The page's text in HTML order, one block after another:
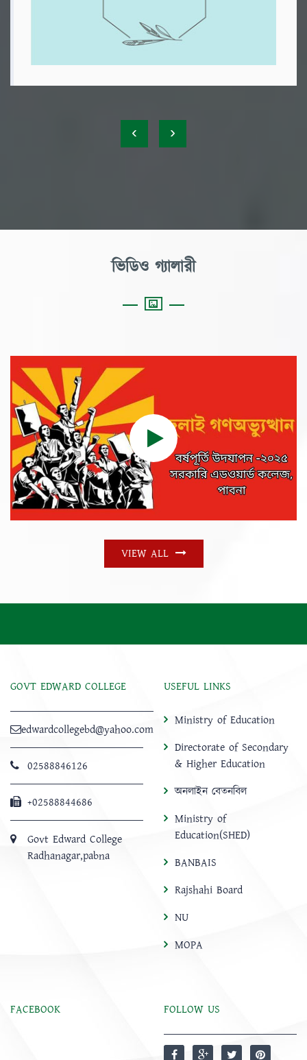
‹ ›
ভিডিও গ্যালারী
VIEW ALL
GOVT EDWARD COLLEGE
edwardcollegebd@yahoo.com
02588846126
+02588844686
Govt Edward College
Radhanagar,pabna
USEFUL LINKS
Ministry of Education
Directorate of Secondary
& Higher Education
অনলাইন বেতনবিল
Ministry of
Education(SHED)
BANBAIS
Rajshahi Board
NU
MOPA
FACEBOOK FOLLOW US